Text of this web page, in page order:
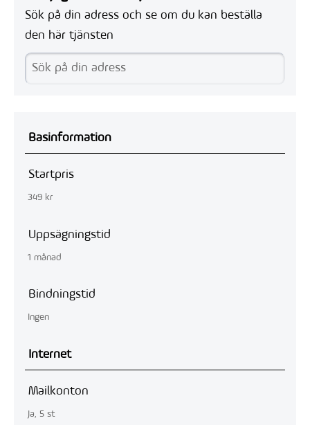
Sök på din adress och se om du kan beställa
den här tjänsten
Basinformation
Startpris
349 kr
Uppsägningstid
1 månad
Bindningstid
Ingen
Internet
Mailkonton
Ja, 5 st